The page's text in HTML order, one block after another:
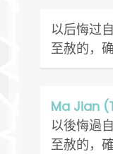
以后悔过
至赦的，
Ma Jian
以後悔過
至赦的，